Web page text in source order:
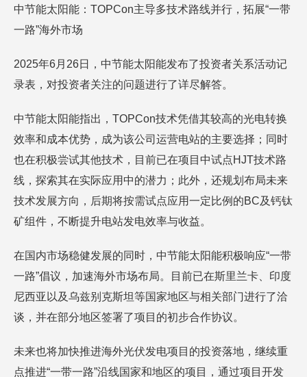
中节能太阳能：TOPCon主导多技术路线并行，拓展“一带
一路”海外市场
2025年6月26日，中节能太阳能发布了投资者关系活动记
录表，对投资者关注的问题进行了详尽解答。
中节能太阳能指出，TOPCon技术凭借其较高的光电转换
效率和成本优势，成为该公司运营电站的主要选择；同时
也在积极尝试其他技术，目前已在项目中试点HJT技术路
线，探索其在实际应用中的潜力；此外，还规划布局未来
技术发展方向，后期将按需试点应用一定比例的BC及钙钛
矿组件，不断提升电站发电效率与收益。
在国内市场稳健发展的同时，中节能太阳能积极响应“一带
一路”倡议，加速海外市场布局。目前已在斯里兰卡、印度
尼西亚以及乌兹别克斯坦等国家地区与相关部门进行了洽
谈，并在部分地区签署了项目的初步合作协议。
未来也将加快推进海外光伏发电项目的投资落地，继续重
点推进“一带一路”沿线国家和地区的项目，通过项目开发